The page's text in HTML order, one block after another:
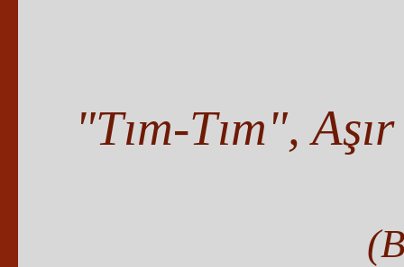
"Tım-Tım",